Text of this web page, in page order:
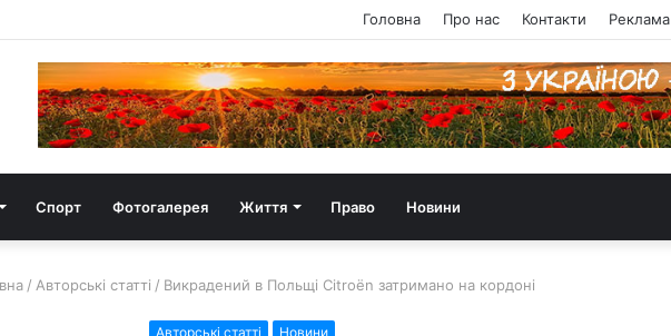
Головна Про нас Контакти Реклама
Спорт Фотогалерея Життя Право Новини
/ Авторські статті / Викрадений в Польщі Citroën затримано на кордоні
Авторські статті Новини